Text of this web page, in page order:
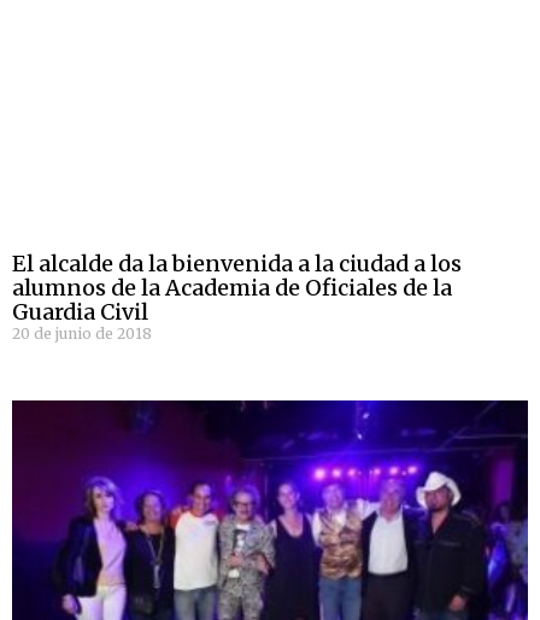
El alcalde da la bienvenida a la ciudad a los
alumnos de la Academia de Oficiales de la
Guardia Civil
20 de junio de 2018